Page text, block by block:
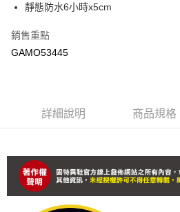
靜態防水6小時x5cm
銷售重點
GAMO53445
詳細說明 商品規格